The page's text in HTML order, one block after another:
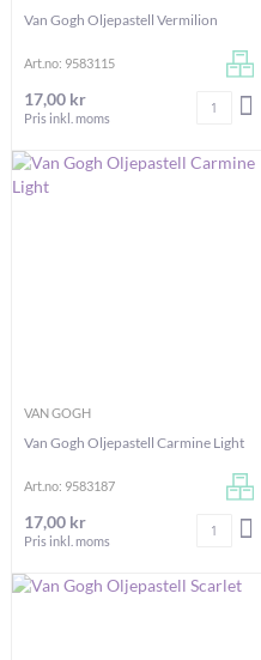
Van Gogh Oljepastell Vermilion
Art.no: 9583115
17,00 kr
Pris inkl. moms
Antal
VAN GOGH
Van Gogh Oljepastell Carmine Light
Art.no: 9583187
17,00 kr
Pris inkl. moms
Antal